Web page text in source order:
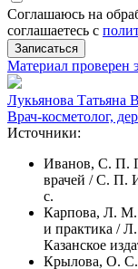
Соглашаюсь на
соглашаетесь c
Записаться
Материал проверен
Лукьянова Татьяна
Врач-косметолог,
Источники:
Иванов, С. П.
врачей / С. П.
с.
Карпова, Л. М.
и практика /
Казанское
Крылова, О. С.